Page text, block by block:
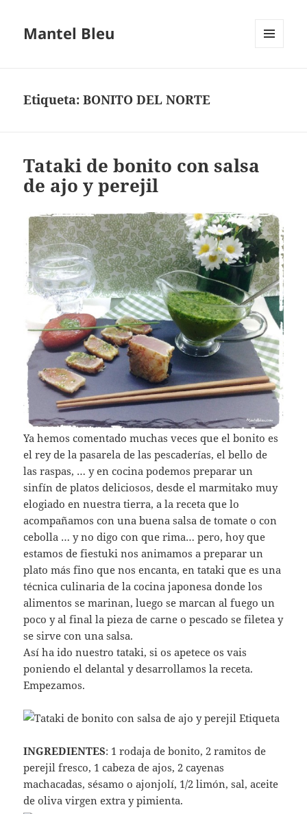
Mantel Bleu
Etiqueta:BONITO DEL NORTE
Tataki de bonito con salsa
de ajo y perejil
Ya hemos comentado muchas veces que el bonito es
el rey de la pasarela de las pescaderías, el bello de
las raspas, … y en cocina podemos preparar un
sinfín de platos deliciosos, desde el marmitako muy
elogiado en nuestra tierra, a la receta que lo
acompañamos con una buena salsa de tomate o con
cebolla … y no digo con que rima… pero, hoy que
estamos de fiestuki nos animamos a preparar un
plato más fino que nos encanta, en tataki que es una
técnica culinaria de la cocina japonesa donde los
alimentos se marinan, luego se marcan al fuego un
poco y al final la pieza de carne o pescado se filetea y
se sirve con una salsa.
Así ha ido nuestro tataki, si os apetece os vais
poniendo el delantal y desarrollamos la receta.
Empezamos.
INGREDIENTES: 1 rodaja de bonito, 2 ramitos de
perejil fresco, 1 cabeza de ajos, 2 cayenas
machacadas, sésamo o ajonjolí, 1/2 limón, sal, aceite
de oliva virgen extra y pimienta.